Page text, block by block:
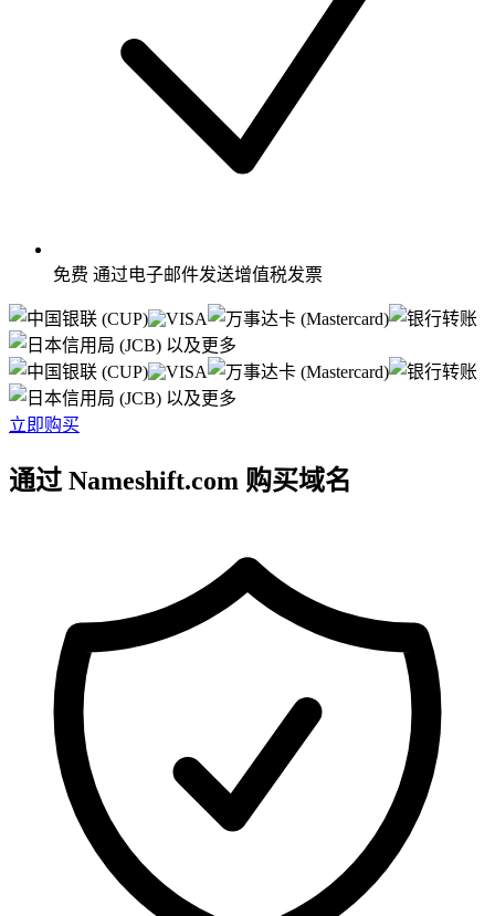
免费 通过电子邮件发送增值税发票
以及更多
以及更多
立即购买
通过 Nameshift.com 购买域名